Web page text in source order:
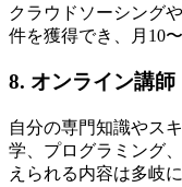
クラウドソーシング
件を獲得でき、月10
8. オンライン講
自分の専門知識やス
学、プログラミング
えられる内容は多岐